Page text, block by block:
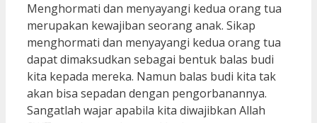
Menghormati dan menyayangi kedua orang tua
merupakan kewajiban seorang anak. Sikap
menghormati dan menyayangi kedua orang tua
dapat dimaksudkan sebagai bentuk balas budi
kita kepada mereka. Namun balas budi kita tak
akan bisa sepadan dengan pengorbanannya.
Sangatlah wajar apabila kita diwajibkan Allah